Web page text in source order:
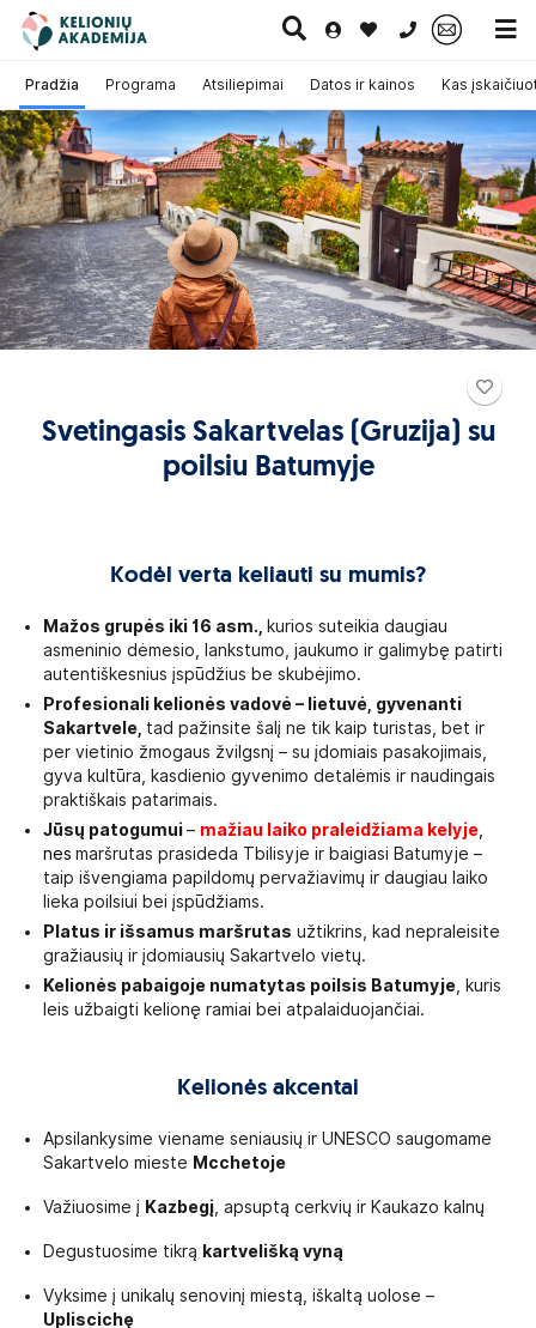
0 700 11007
Paskutinė
minutė
Pažintinės
kelionės
Egzotinės
kelionės
Kruizai
Svetingasis Sakartvelas (Gruzija) su
poilsiu Batumyje
Pradžia Programa Atsiliepimai Datos ir kainos Kas
Kodėl verta keliauti su mumis?
Mažos grupės iki 16 asm.,
kurios suteikia daugiau
asmeninio dėmesio, lankstumo, jaukumo ir galimybę patirti
autentiškesnius įspūdžius be skubėjimo.
Profesionali kelionės vadovė – lietuvė, gyvenanti
Sakartvele, tad pažinsite šalį ne tik kaip turistas, bet ir
per vietinio žmogaus žvilgsnį – su įdomiais pasakojimais,
gyva kultūra, kasdienio gyvenimo detalėmis ir naudingais
praktiškais patarimais.
Jūsų patogumui– mažiau laiko praleidžiama kelyje
nes maršrutas prasideda Tbilisyje ir baigiasi Batumyje –
taip išvengiama papildomų pervažiavimų ir daugiau laiko
lieka poilsiui bei įspūdžiams.
Platus ir išsamus maršrutas užtikrins, kad nepraleisite
gražiausių ir įdomiausių Sakartvelo vietų.
Kelionės pabaigoje numatytas poilsis Batumyje , kuris
leis užbaigti kelionę ramiai bei atpalaiduojančiai.
Kelionės akcentai
Apsilankysime viename seniausių ir UNESCO saugomame
Sakartvelo mieste Mcchetoje
Važiuosime į Kazbegį , apsuptą cerkvių ir Kaukazo kalnų
Degustuosime tikrą kartvelišką vyną
Vyksime į unikalų senovinį miestą, iškaltą uolose –
Upliscichę